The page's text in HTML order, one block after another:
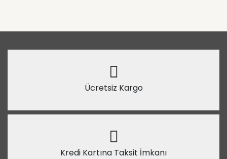
Ücretsiz Kargo
Kredi Kartına Taksit İmkanı